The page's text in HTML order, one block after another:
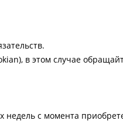
в этом случае
недель с момента